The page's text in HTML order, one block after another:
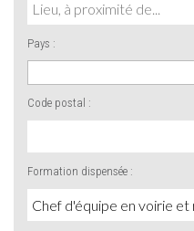
Pays :
Code postal :
Formation dispensée :